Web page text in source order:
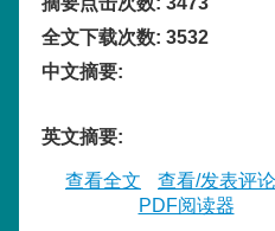
全文下载次数: 3532
中文摘要:
英文摘要:
查看全文 查看/发表评论
PDF阅读器